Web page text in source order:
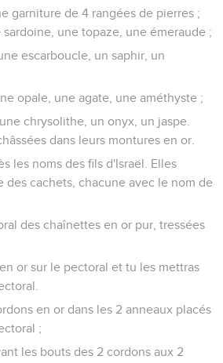
garniture de 4 rangées de pierres ;
une topaze, une émeraude ;
escarboucle, un saphir, un
opale, une agate, une améthyste ;
chrysolithe, un onyx, un jaspe.
dans leurs montures en or.
les noms des fils d'Israël. Elles
des cachets, chacune avec le nom de
des chaînettes en or pur, tressées
or sur le pectoral et tu les mettras
en or dans les 2 anneaux placés
;
les bouts des 2 cordons aux 2